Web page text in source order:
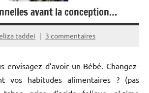
avant la conception…
taddei 3 commentaires
envisagez d’avoir un Bébé. Changez-
vos habitudes alimentaires ? (pas